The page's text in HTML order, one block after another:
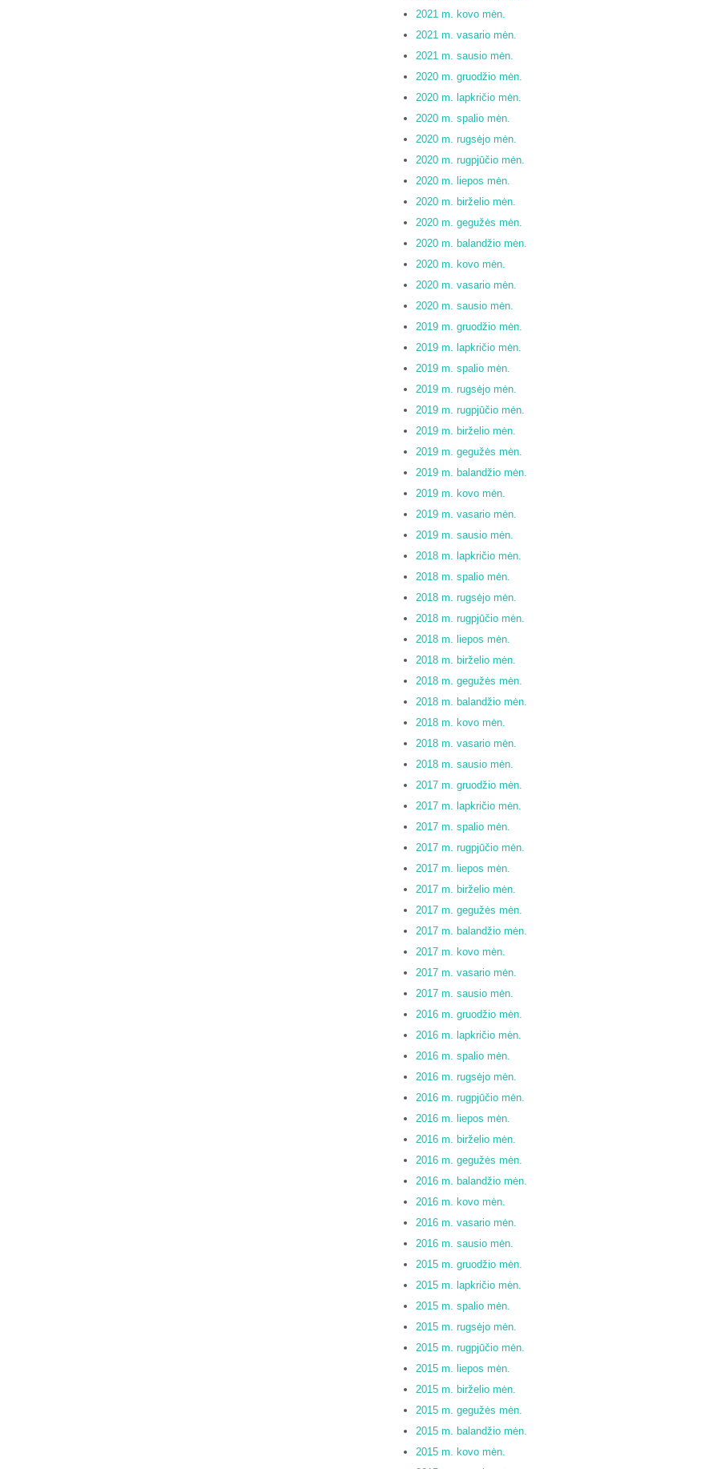
2021 m. kovo mėn.
2021 m. vasario mėn.
2021 m. sausio mėn.
2020 m. gruodžio mėn.
2020 m. lapkričio mėn.
2020 m. spalio mėn.
2020 m. rugsėjo mėn.
2020 m. rugpjūčio mėn.
2020 m. liepos mėn.
2020 m. birželio mėn.
2020 m. gegužės mėn.
2020 m. balandžio mėn.
2020 m. kovo mėn.
2020 m. vasario mėn.
2020 m. sausio mėn.
2019 m. gruodžio mėn.
2019 m. lapkričio mėn.
2019 m. spalio mėn.
2019 m. rugsėjo mėn.
2019 m. rugpjūčio mėn.
2019 m. birželio mėn.
2019 m. gegužės mėn.
2019 m. balandžio mėn.
2019 m. kovo mėn.
2019 m. vasario mėn.
2019 m. sausio mėn.
2018 m. lapkričio mėn.
2018 m. spalio mėn.
2018 m. rugsėjo mėn.
2018 m. rugpjūčio mėn.
2018 m. liepos mėn.
2018 m. birželio mėn.
2018 m. gegužės mėn.
2018 m. balandžio mėn.
2018 m. kovo mėn.
2018 m. vasario mėn.
2018 m. sausio mėn.
2017 m. gruodžio mėn.
2017 m. lapkričio mėn.
2017 m. spalio mėn.
2017 m. rugpjūčio mėn.
2017 m. liepos mėn.
2017 m. birželio mėn.
2017 m. gegužės mėn.
2017 m. balandžio mėn.
2017 m. kovo mėn.
2017 m. vasario mėn.
2017 m. sausio mėn.
2016 m. gruodžio mėn.
2016 m. lapkričio mėn.
2016 m. spalio mėn.
2016 m. rugsėjo mėn.
2016 m. rugpjūčio mėn.
2016 m. liepos mėn.
2016 m. birželio mėn.
2016 m. gegužės mėn.
2016 m. balandžio mėn.
2016 m. kovo mėn.
2016 m. vasario mėn.
2016 m. sausio mėn.
2015 m. gruodžio mėn.
2015 m. lapkričio mėn.
2015 m. spalio mėn.
2015 m. rugsėjo mėn.
2015 m. rugpjūčio mėn.
2015 m. liepos mėn.
2015 m. birželio mėn.
2015 m. gegužės mėn.
2015 m. balandžio mėn.
2015 m. kovo mėn.